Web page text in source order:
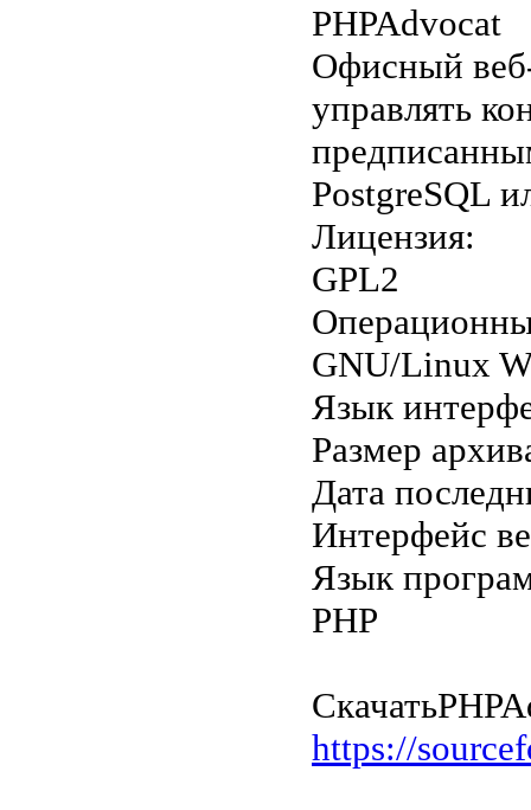
PHPAdvocat
Офисный
управлять
PostgreSQL
Лицензия:
GPL2
GNU/Linux
Язык
Размер
Дата
Интерфейс
Язык
PHP
Скачать
https://